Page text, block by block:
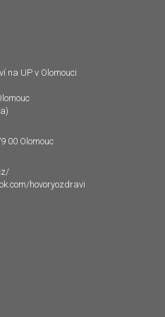
na UP v Olomouci
00 Olomouc
hovoryozdravi